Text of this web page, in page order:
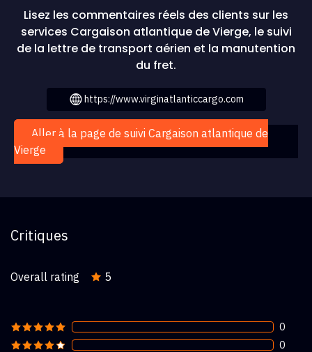
Lisez les commentaires réels des clients sur les
services Cargaison atlantique de Vierge, le suivi
de la lettre de transport aérien et la manutention
du fret.
https://www.virginatlanticcargo.com
Aller à la page de suivi Cargaison atlantique de
Vierge
Critiques
Overall rating 5
0
0